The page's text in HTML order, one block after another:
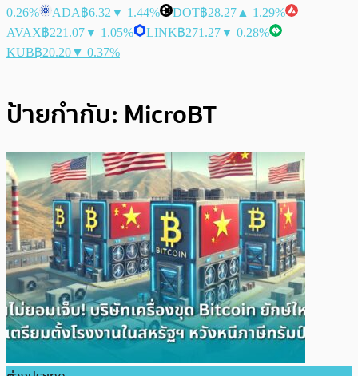
0.26%
ADA฿6.32 ▼ 1.44% DOT฿28.27 ▲ 1.29%
AVAX฿221.07▼ 1.05% LINK฿271.27▼ 0.28%
KUB฿20.20▼ 0.37%
ป้ายกำกับ: MicroBT